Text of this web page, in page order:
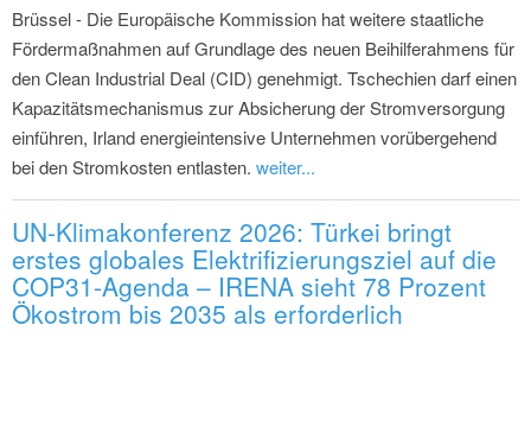
Brüssel - Die Europäische Kommission hat weitere staatliche
Fördermaßnahmen auf Grundlage des neuen Beihilferahmens für
den Clean Industrial Deal (CID) genehmigt. Tschechien darf einen
Kapazitätsmechanismus zur Absicherung der Stromversorgung
einführen, Irland energieintensive Unternehmen vorübergehend
bei den Stromkosten entlasten. weiter...
UN-Klimakonferenz 2026: Türkei bringt
erstes globales Elektrifizierungsziel auf die
COP31-Agenda – IRENA sieht 78 Prozent
Ökostrom bis 2035 als erforderlich